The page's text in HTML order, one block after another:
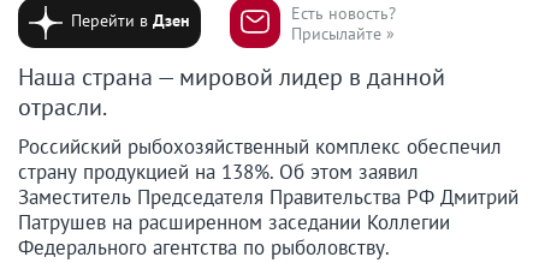
Перейти вДзен
Есть новость?
Присылайте »
Наша страна — мировой лидер в данной
отрасли.
Российский рыбохозяйственный комплекс обеспечил
страну продукцией на 138%. Об этом заявил
Заместитель Председателя Правительства РФ Дмитрий
Патрушев на расширенном заседании Коллегии
Федерального агентства по рыболовству.